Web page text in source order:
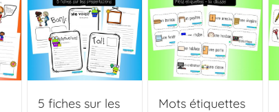
5 fiches sur les
Mots étiquettes